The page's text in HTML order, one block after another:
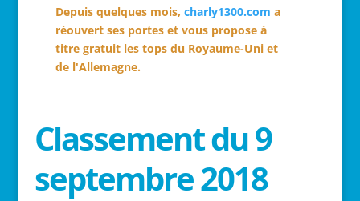
Depuis quelques mois, charly1300.com a
réouvert ses portes et vous propose à
titre gratuit les tops du Royaume-Uni et
de l'Allemagne.
Classement du 9
septembre 2018